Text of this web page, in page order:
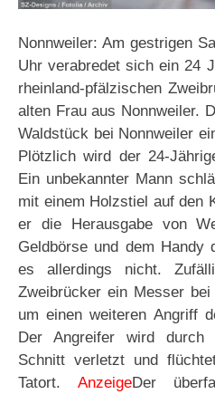
Nonnweiler: Am gestrigen
Uhr verabredet sich ein 24
rheinland-pfälzischen
alten Frau aus Nonnweiler.
Waldstück bei Nonnweiler
Plötzlich wird der 24-
Ein unbekannter Mann
mit einem Holzstiel auf den
er die Herausgabe von
Geldbörse und dem Handy
es allerdings nicht.
Zweibrücker ein Messer
um einen weiteren Angriff
Der Angreifer wird
Schnitt verletzt und
Tatort. AnzeigeDer